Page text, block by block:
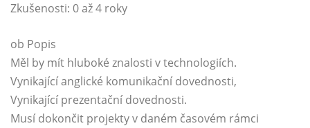
Zkušenosti: 0 až 4 roky
ob Popis
Měl by mít hluboké znalosti v technologiích.
Vynikající anglické komunikační dovednosti,
Vynikající prezentační dovednosti.
Musí dokončit projekty v daném časovém rámci